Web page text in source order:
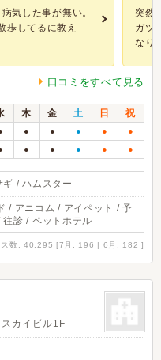
気した事が無い。
歩してるに教え
突然
ガツ
なり
口コミをすべて見る
木 金 土 日
祝
● ● ● ● ●
● ● ● ● ●
/ ハムスター
/ アニコム / アイペット / 予
診 / ペットホテル
ス数: 40,295 [7月: 196 | 6月: 182 ]
カイビル1F